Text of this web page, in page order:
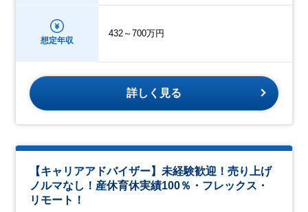
想定年収
432～700万円
詳しく見る
【キャリアアドバイザー】未経験歓迎！売り上げ
ノルマなし！産休育休実績100％・フレックス・
リモート！